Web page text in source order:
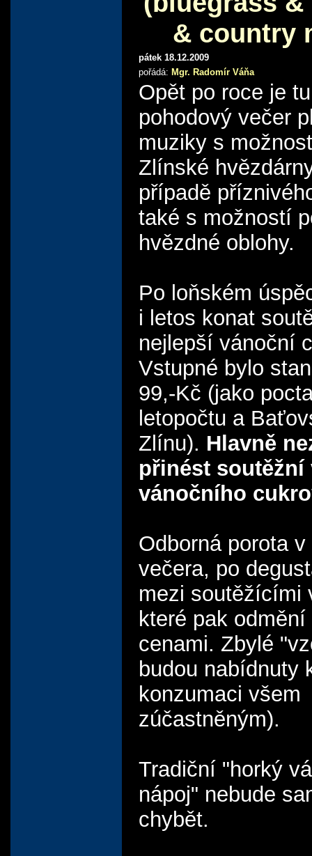
& country
pátek 18.12.2009
pořádá: Mgr. Radomír Váňa
Opět po roce je
pohodový večer
muziky s
Zlínské
případě
také s možností
hvězdné oblohy.
Po loňském
i letos konat
nejlepší vánoční
Vstupné bylo
99,-Kč (jako
letopočtu a
Zlínu). Hlavně
přinést soutěžní
vánočního
Odborná porota v
večera, po
mezi soutěžícími
které pak
cenami. Zbylé
budou nabídnuty
konzumaci všem
zúčastněným).
Tradiční "horký
nápoj" nebude
chybět.